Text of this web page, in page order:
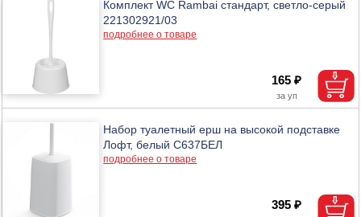
Комплект WC Rambai стандарт, светло-серый
221302921/03
подробнее о товаре
165 ₽
Набор туалетный ерш на высокой подставке
Лофт, белый С637БЕЛ
подробнее о товаре
395 ₽